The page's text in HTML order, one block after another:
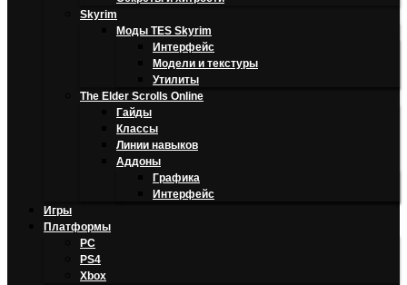
Skyrim
Моды TES Skyrim
Интерфейс
Модели и текстуры
Утилиты
The Elder Scrolls Online
Гайды
Классы
Линии навыков
Аддоны
Графика
Интерфейс
Игры
Платформы
PC
PS4
Xbox